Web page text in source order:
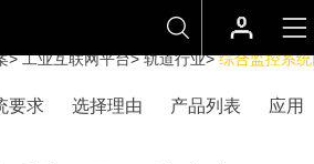
>工业互联网平台>轨道行业>综合监控系
要求 选择理由 产品列表 应用